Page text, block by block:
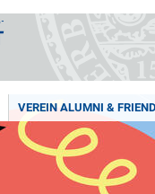
VEREIN ALUMNI &